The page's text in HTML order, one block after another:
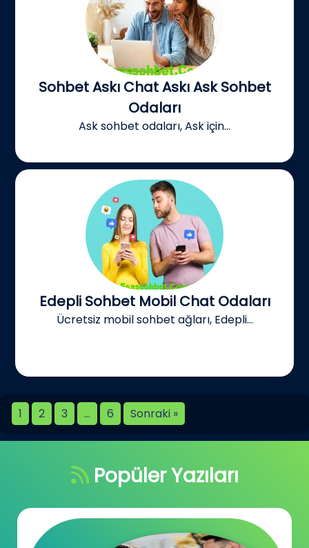
Sohbet Askı Chat Askı Ask Sohbet
Odaları
Ask sohbet odaları, Ask için...
Edepli Sohbet Mobil Chat Odaları
Ücretsiz mobil sohbet ağları, Edepli...
1 2 3 … 6 Sonraki »
Popüler Yazıları